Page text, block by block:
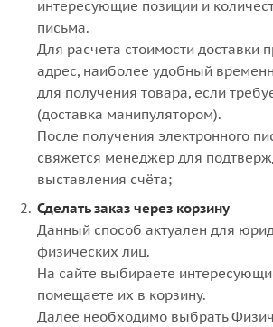
интересующие позиции и
письма.
Для расчета стоимости доставки
адрес, наиболее удобный
для получения товара, если
(доставка манипулятором).
После получения электронного
свяжется менеджер для
выставления счёта;
Сделать заказ через корзину
Данный способ актуален для
физических лиц.
На сайте выбираете
помещаете их в корзину.
Далее необходимо выбрать